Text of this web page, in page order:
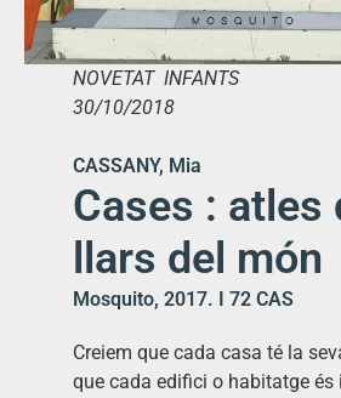
NOVETAT INFANTS
30/10/2018
CASSANY, Mia
Cases : atles
llars del món
Mosquito, 2017. I 72 CAS
Creiem que cada casa té la
que cada edifici o habitatge és